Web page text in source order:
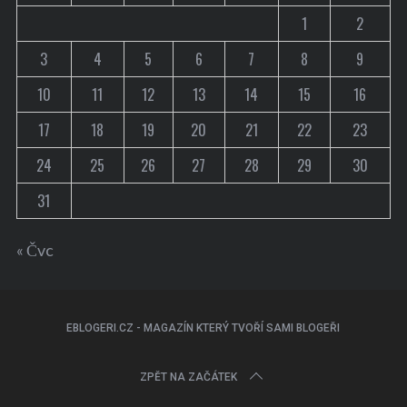
1
2
3
4 5 6 7 8
9
10
11 12 13 14 15
16
17
18 19 20 21 22
23
24
25 26 27 28 29
30
31
« Čvc
EBLOGERI.CZ - MAGAZÍN KTERÝ TVOŘÍ SAMI BLOGEŘI
ZPĚT NA ZAČÁTEK